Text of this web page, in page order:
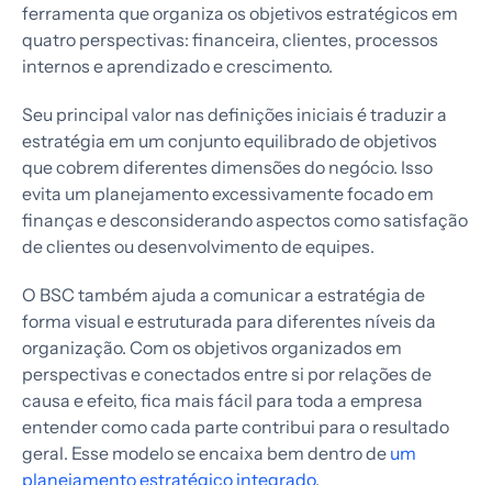
ferramenta que organiza os objetivos estratégicos em
quatro perspectivas: financeira, clientes, processos
internos e aprendizado e crescimento.
Seu principal valor nas definições iniciais é traduzir a
estratégia em um conjunto equilibrado de objetivos
que cobrem diferentes dimensões do negócio. Isso
evita um planejamento excessivamente focado em
finanças e desconsiderando aspectos como satisfação
de clientes ou desenvolvimento de equipes.
O BSC também ajuda a comunicar a estratégia de
forma visual e estruturada para diferentes níveis da
organização. Com os objetivos organizados em
perspectivas e conectados entre si por relações de
causa e efeito, fica mais fácil para toda a empresa
entender como cada parte contribui para o resultado
geral. Esse modelo se encaixa bem dentro de um
planejamento estratégico integrado.